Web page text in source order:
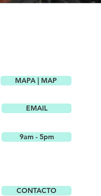
MAPA | MAP
EMAIL
9am - 5pm
CONTACTO